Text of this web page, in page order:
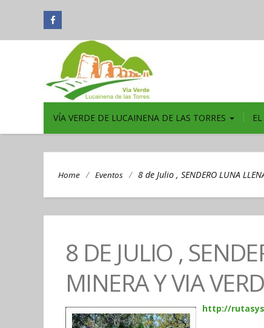
VÍA VERDE DE LUCAINENA DE LAS TORRES
Home / Eventos / 8 de Julio , SENDERO LUNA
8 DE JULIO ,
MINERA Y VIA
http://